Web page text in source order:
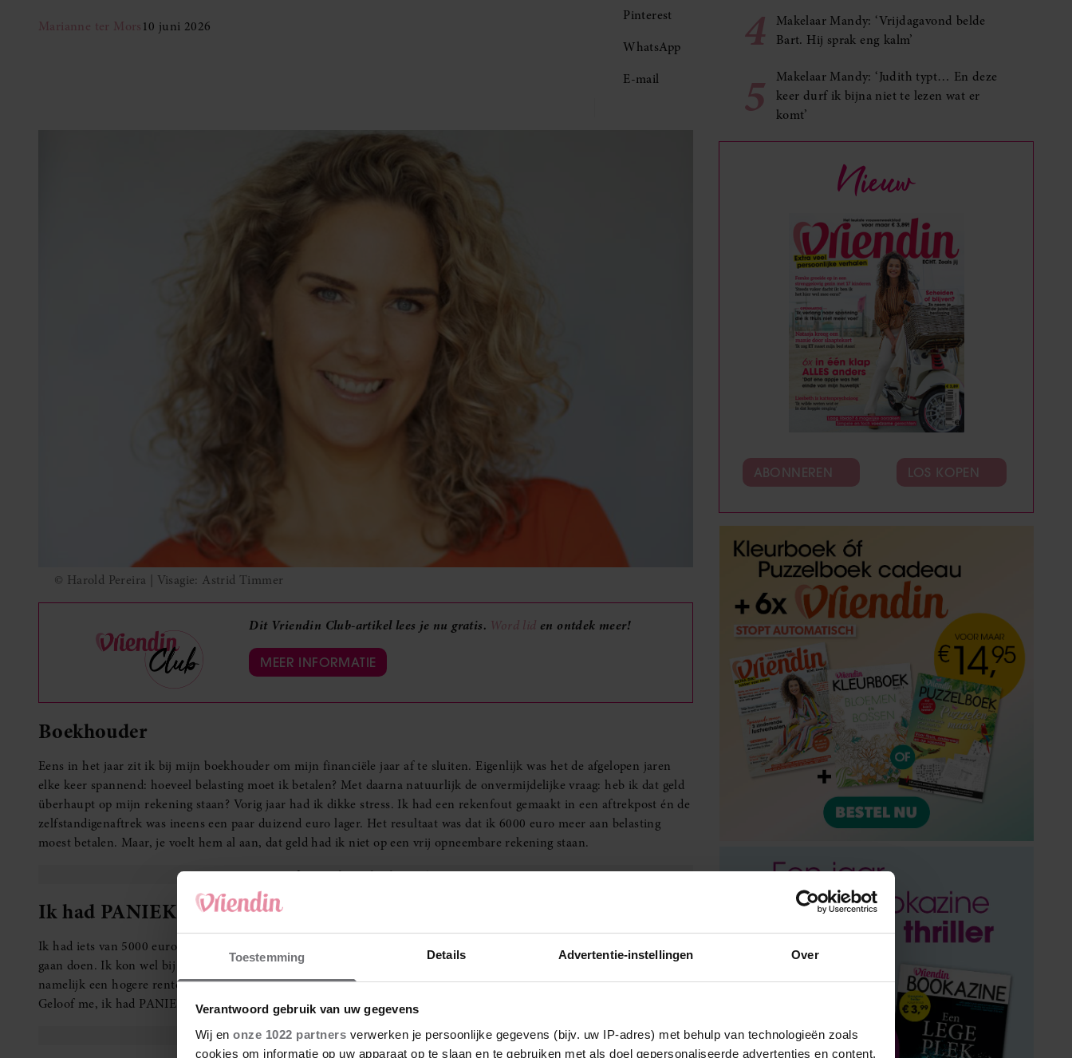
Toestemming Details Advertentie-instellingen Over
Verantwoord gebruik van uw gegevens
Wij en onze 1022 partners verwerken je persoonlijke gegevens (bijv. uw IP-adres) met behulp van technologieën zoals
cookies om informatie op uw apparaat op te slaan en te gebruiken met als doel gepersonaliseerde advertenties en content,
Marianne ter Mors10 juni 2026
Pinterest
WhatsApp
E-mail
© Harold Pereira | Visagie: Astrid Timmer
Dit Vriendin Club-artikel lees je nu gratis. Word lid en ontdek meer!
MEER INFORMATIE
Boekhouder
Eens in het jaar zit ik bij mijn boekhouder om mijn financiële jaar af te sluiten. Eigenlijk was het de afgelopen jaren
elke keer spannend: hoeveel belasting moet ik betalen? Met daarna natuurlijk de onvermijdelijke vraag: heb ik dat geld
überhaupt op mijn rekening staan? Vorig jaar had ik dikke stress. Ik had een rekenfout gemaakt in een aftrekpost én de
zelfstandigenaftrek was ineens een paar duizend euro lager. Het resultaat was dat ik 6000 euro meer aan belasting
moest betalen. Maar, je voelt hem al aan, dat geld had ik niet op een vrij opneembare rekening staan.
Ik had PANIEK!
Ik had iets van 5000 euro vastgezet op een rekening, omdat ik dacht: ik moet toch ooit iets met pensioen opbouwen
gaan doen. Ik kon wel bij dat geld, maar had een aanzegtermijn van negentig dagen. Doordat het vaststond, kreeg ik
namelijk een hogere rente. In die maanden kwam alles samen; ik moest mijn btw afdragen én mijn belasting betalen.
Geloof me, ik had PANIEK!
4
Makelaar Mandy: ‘Vrijdagavond belde
Bart. Hij sprak eng kalm’
5
Makelaar Mandy: ‘Judith typt… En deze
keer durf ik bijna niet te lezen wat er
komt’
Nieuw
ABONNEREN LOS KOPEN